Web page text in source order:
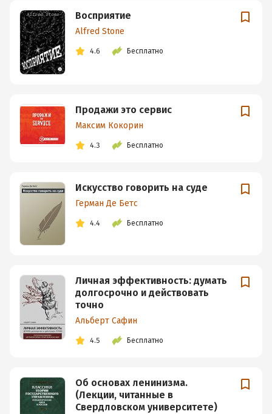
Восприятие
Alfred Stone
4.6 Бесплатно
Продажи это сервис
Максим Кокорин
4.3 Бесплатно
Искусство говорить на суде
Герман Де Бетс
4.4 Бесплатно
Личная эффективность: думать
долгосрочно и действовать
точно
Альберт Сафин
4.5 Бесплатно
Об основах ленинизма.
(Лекции, читанные в
Свердловском университете)